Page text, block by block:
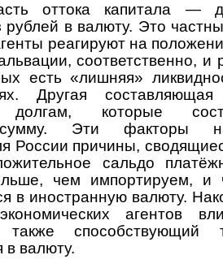
оттока капитала —
в валюту. Это
реагируют на
соответственно, и
есть «лишняя»
Другая
долгам, которые
сумму. Эти факторы
России причины,
сальдо
чем импортируем, и
в иностранную валюту.
агентов
способствующий
в валюту.